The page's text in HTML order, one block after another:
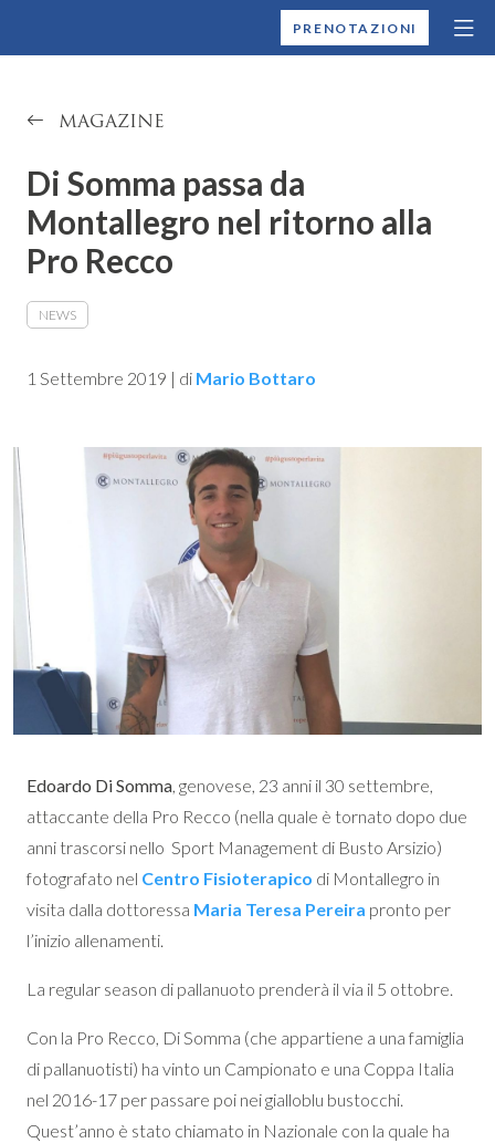
MONTALLEGROPRENOTAZIONI
MAGAZINE
Di Somma passa da
Montallegro nel ritorno alla
Pro Recco
NEWS
1 Settembre 2019 | di Mario Bottaro
Edoardo Di Somma, genovese, 23 anni il 30 settembre,
attaccante della Pro Recco (nella quale è tornato dopo due
anni trascorsi nello Sport Management di Busto Arsizio)
fotografato nel Centro Fisioterapico di Montallegro in
visita dalla dottoressa Maria Teresa Pereira pronto per
l’inizio allenamenti.
La regular season di pallanuoto prenderà il via il 5 ottobre.
Con la Pro Recco, Di Somma (che appartiene a una famiglia
di pallanuotisti) ha vinto un Campionato e una Coppa Italia
nel 2016-17 per passare poi nei gialloblu bustocchi.
Quest’anno è stato chiamato in Nazionale con la quale ha